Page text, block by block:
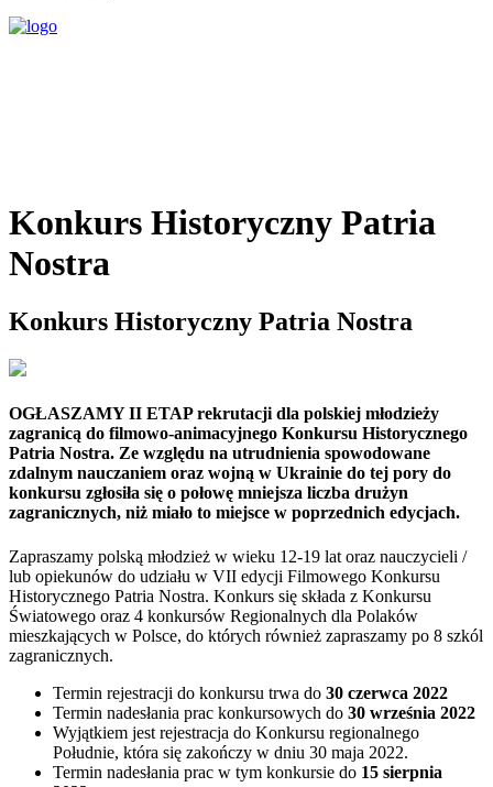
Konkurs Historyczny Patria
Nostra
Konkurs Historyczny Patria Nostra
OGŁASZAMY II ETAP rekrutacji dla polskiej młodzieży
zagranicą do filmowo-animacyjnego Konkursu Historycznego
Patria Nostra. Ze względu na utrudnienia spowodowane
zdalnym nauczaniem oraz wojną w Ukrainie do tej pory do
konkursu zgłosiła się o połowę mniejsza liczba drużyn
zagranicznych, niż miało to miejsce w poprzednich edycjach.
Zapraszamy polską młodzież w wieku 12-19 lat oraz nauczycieli /
lub opiekunów do udziału w VII edycji Filmowego Konkursu
Historycznego Patria Nostra. Konkurs się składa z Konkursu
Światowego oraz 4 konkursów Regionalnych dla Polaków
mieszkających w Polsce, do których również zapraszamy po 8 szkól
zagranicznych.
Termin rejestracji do konkursu trwa do 30 czerwca 2022
Termin nadesłania prac konkursowych do 30 września 2022
Wyjątkiem jest rejestracja do Konkursu regionalnego
Południe, która się zakończy w dniu 30 maja 2022.
Termin nadesłania prac w tym konkursie do 15 sierpnia